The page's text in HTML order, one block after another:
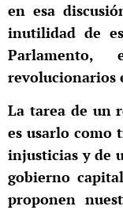
en esa
inutilidad de
revolucionarios
La tarea de un
es usarlo como
injusticias y de
gobierno
proponen